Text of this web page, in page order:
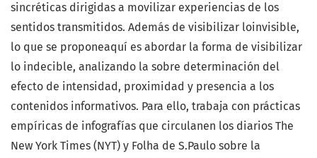
sincréticas dirigidas a movilizar experiencias de los
sentidos transmitidos. Además de visibilizar loinvisible,
lo que se proponeaquí es abordar la forma de visibilizar
lo indecible, analizando la sobre determinación del
efecto de intensidad, proximidad y presencia a los
contenidos informativos. Para ello, trabaja con prácticas
empíricas de infografías que circulanen los diarios The
New York Times (NYT) y Folha de S.Paulo sobre la